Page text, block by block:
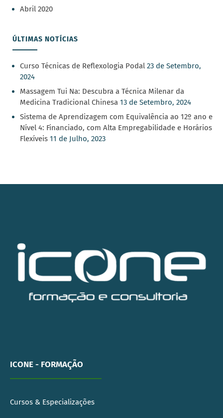
Abril 2020
ÚLTIMAS NOTÍCIAS
Curso Técnicas de Reflexologia Podal 23 de Setembro,
2024
Massagem Tui Na: Descubra a Técnica Milenar da
Medicina Tradicional Chinesa 13 de Setembro, 2024
Sistema de Aprendizagem com Equivalência ao 12º ano e
Nível 4: Financiado, com Alta Empregabilidade e Horários
Flexíveis 11 de Julho, 2023
ICONE - FORMAÇÃO
Cursos & Especializações